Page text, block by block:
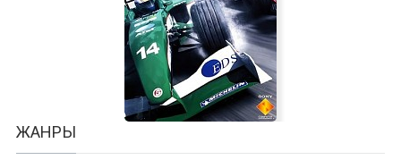
Apex Point
ЖАНРЫ